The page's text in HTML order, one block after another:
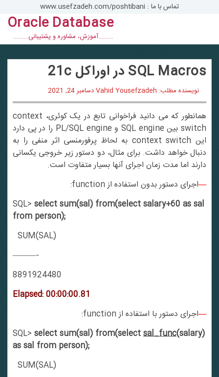
تماس با ما : www.usefzadeh.com/poshtibani
Oracle Database
……….آموزش، مشاوره و پشتیبانی……….
SQL Macros در اوراکل 21c
نویسنده مطلب: Vahid Yousefzadeh دسامبر 24, 2021
همانطور که می دانید فراخوانی تابع در یک کوئری، context
switch بین SQL engine و PL/SQL engine را در پی دارد
این context switch به لحاظ پرفورمنسی اثر منفی را به
دنبال خواهد داشت. برای مثال، دو دستور زیر خروجی یکسانی
دارند اما مدت زمان اجرای آنها بسیار متفاوت است.
اجرای دستور بدون استفاده از function:
SQL>select sum(sal) from(select salary+60 as sal
from person);
SUM(SAL)
———-
8891924480
Elapsed: 00:00:00.81
اجرای دستور با استفاده از function:
SQL>select sum(sal) from(selectsal_func(salary)
as sal from person);
SUM(SAL)